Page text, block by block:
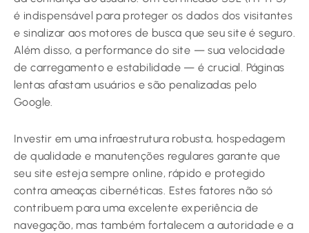
é indispensável para proteger os dados dos visitantes
e sinalizar aos motores de busca que seu site é seguro.
Além disso, a performance do site — sua velocidade
de carregamento e estabilidade — é crucial. Páginas
lentas afastam usuários e são penalizadas pelo
Google.
Investir em uma infraestrutura robusta, hospedagem
de qualidade e manutenções regulares garante que
seu site esteja sempre online, rápido e protegido
contra ameaças cibernéticas. Estes fatores não só
contribuem para uma excelente experiência de
navegação, mas também fortalecem a autoridade e a